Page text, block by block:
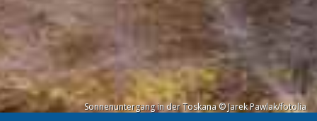
Sonnenuntergang in der Toskana © Jarek Pawlak/fotolia